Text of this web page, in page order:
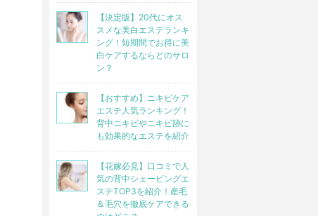
【決定版】20代にオス
スメな美白エステランキ
ング！短期間でお得に美
白ケアするならどのサロ
ン？
【おすすめ】ニキビケア
エステ人気ランキング！
背中ニキビやニキビ跡に
も効果的なエステを紹介
【花嫁必見】口コミで人
気の背中シェービングエ
ステTOP3を紹介！産毛
＆毛穴を徹底ケアできる